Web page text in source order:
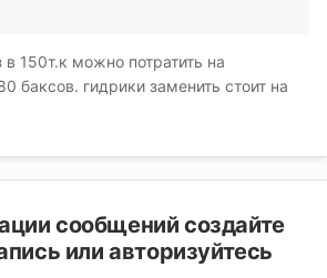
в 150т.к можно потратить на
баксов. гидрики заменить стоит на
сообщений создайте
или авторизуйтесь